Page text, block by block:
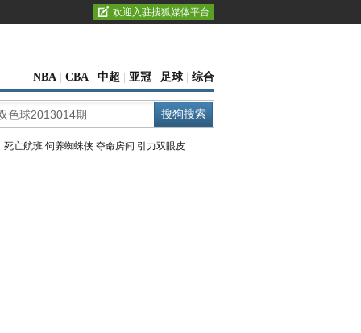
欢迎入驻搜狐媒体平台
NBA CBA 中超 亚冠 足球 综合
死亡航班 饲养蜘蛛侠 夺命房间 引力双眼皮